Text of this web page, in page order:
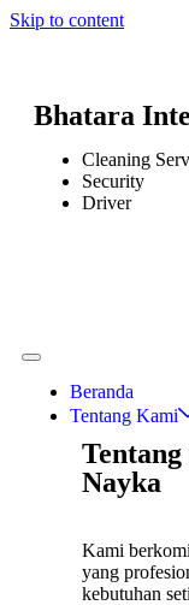
Skip to content
Bhatara
Cleaning
Security
Driver
Beranda
Tentang Kami
Nayka
Kami
yang
kebutuhan